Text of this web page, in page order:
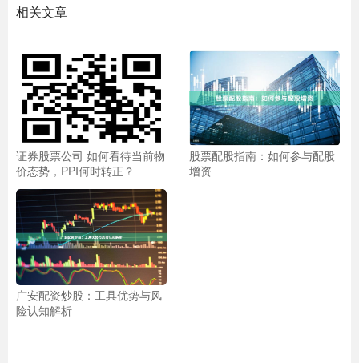
相关文章
证券股票公司 如何看待当前物
价态势，PPI何时转正？
股票配股指南：如何参与配股
增资
广安配资炒股：工具优势与风
险认知解析